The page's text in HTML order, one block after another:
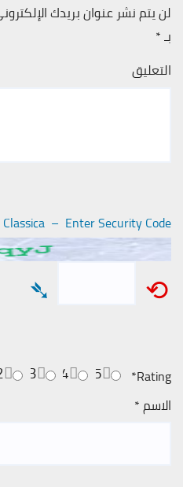
لن يتم نشر عنوان بريدك
بـ*
التعليق
– Enter Security Code
⟲
➴
Rating
*
5
4
3
الاسم*